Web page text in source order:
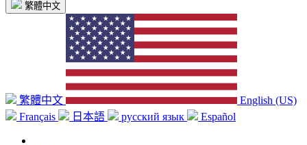
繁體中文
繁體中文
English (US)
Français
日本語 русский язык Español